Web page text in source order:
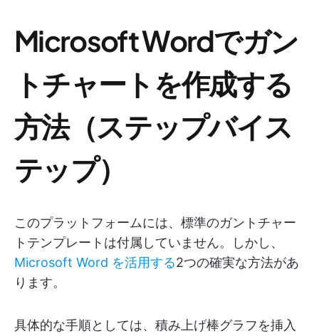
Microsoft Wordでガン
トチャートを作成する
方法（ステップバイス
テップ）
このプラットフォームには、標準のガントチャー
トテンプレートは付属していません。しかし、
Microsoft Word を活用する2つの確実な方法があ
ります。
具体的な手順としては、積み上げ棒グラフを挿入